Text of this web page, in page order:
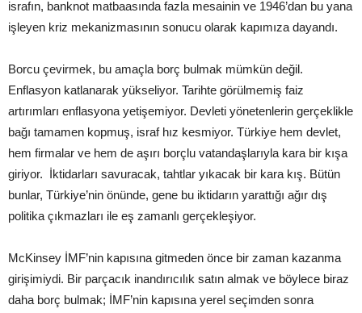
israfın, banknot matbaasında fazla mesainin ve 1946’dan bu yana
işleyen kriz mekanizmasının sonucu olarak kapımıza dayandı.
Borcu çevirmek, bu amaçla borç bulmak mümkün değil.
Enflasyon katlanarak yükseliyor. Tarihte görülmemiş faiz
artırımları enflasyona yetişemiyor. Devleti yönetenlerin gerçeklikle
bağı tamamen kopmuş, israf hız kesmiyor. Türkiye hem devlet,
hem firmalar ve hem de aşırı borçlu vatandaşlarıyla kara bir kışa
giriyor. İktidarları savuracak, tahtlar yıkacak bir kara kış. Bütün
bunlar, Türkiye’nin önünde, gene bu iktidarın yarattığı ağır dış
politika çıkmazları ile eş zamanlı gerçekleşiyor.
McKinsey İMF’nin kapısına gitmeden önce bir zaman kazanma
girişimiydi. Bir parçacık inandırıcılık satın almak ve böylece biraz
daha borç bulmak; İMF’nin kapısına yerel seçimden sonra